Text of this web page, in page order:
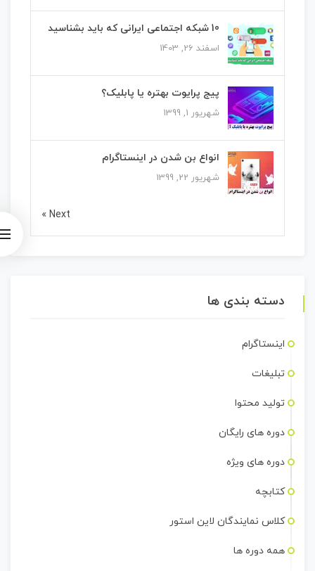
10 شبکه اجتماعی ایرانی که باید بشناسید
اسفند 26, 1403
پیج پرایوت بهتره یا پابلیک؟
شهریور 1, 1399
انواع بن شدن در اینستاگرام
شهریور 22, 1399
Next »
دسته بندی ها
اینستاگرام
تبلیغات
تولید محتوا
دوره های رایگان
دوره های ویژه
کتابچه
کلاس نمایندگان لاین استور
همه دوره ها